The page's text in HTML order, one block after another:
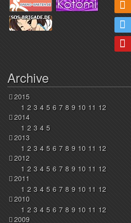
Archive
2015
1 2 3 4 5 6 7 8 9 10 11 12
2014
1 2 3 4 5
2013
1 2 3 4 5 6 7 8 9 10 11 12
2012
1 2 3 4 5 6 7 8 9 10 11 12
2011
1 2 3 4 5 6 7 8 9 10 11 12
2010
1 2 3 4 5 6 7 8 9 10 11 12
2009